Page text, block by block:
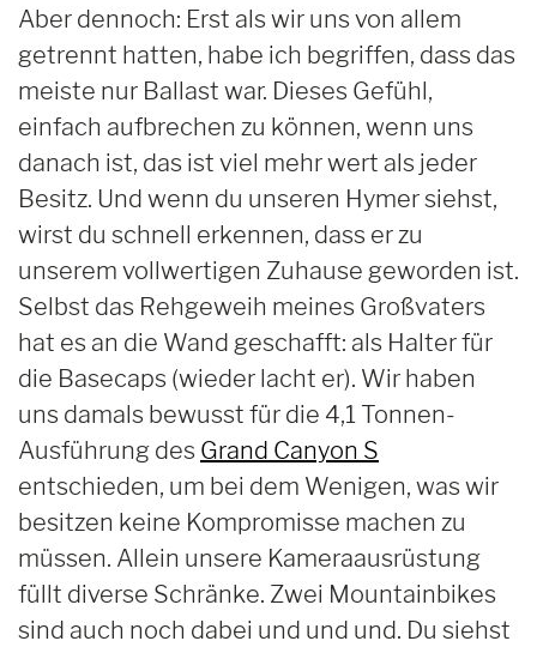
Aber dennoch: Erst als wir uns von allem
getrennt hatten, habe ich begriffen, dass das
meiste nur Ballast war. Dieses Gefühl,
einfach aufbrechen zu können, wenn uns
danach ist, das ist viel mehr wert als jeder
Besitz. Und wenn du unseren Hymer siehst,
wirst du schnell erkennen, dass er zu
unserem vollwertigen Zuhause geworden ist.
Selbst das Rehgeweih meines Großvaters
hat es an die Wand geschafft: als Halter für
die Basecaps (wieder lacht er). Wir haben
uns damals bewusst für die 4,1 Tonnen-
Ausführung des Grand Canyon S
entschieden, um bei dem Wenigen, was wir
besitzen keine Kompromisse machen zu
müssen. Allein unsere Kameraausrüstung
füllt diverse Schränke. Zwei Mountainbikes
sind auch noch dabei und und und. Du siehst